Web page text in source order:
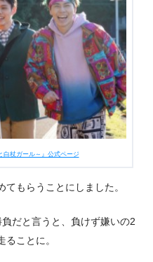
白杖ガール～』公式ページ
もらうことにしました。
だと言うと、負けず嫌いの2
ことに。